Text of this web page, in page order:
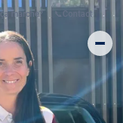
marche? 📞 Contact